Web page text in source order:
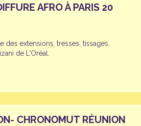
AFRO À PARIS 20
extensions, tresses, tissages,
de L'Oréal.
CHRONOMUT RÉUNION